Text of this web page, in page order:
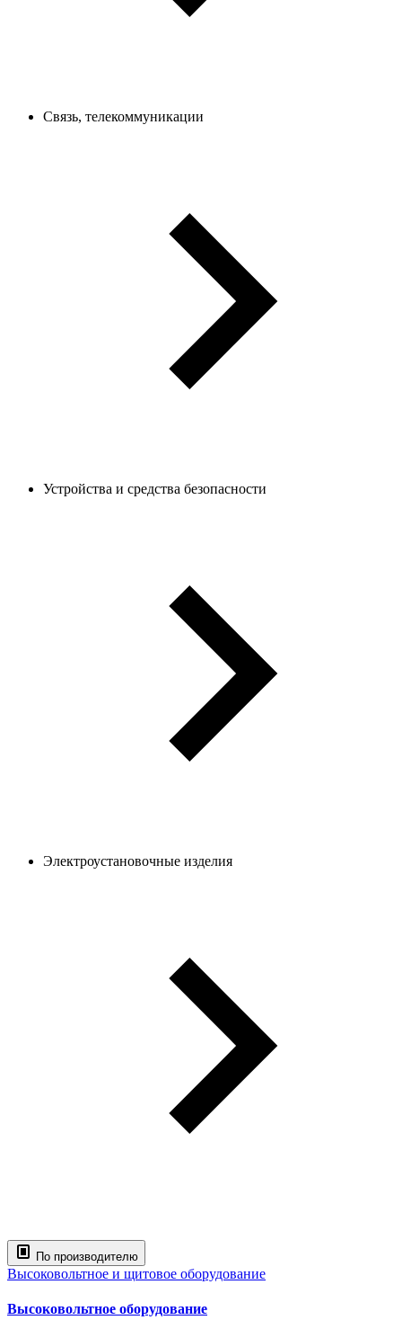
Связь, телекоммуникации
Устройства и средства безопасности
Электроустановочные изделия
По производителю
Высоковольтное и щитовое оборудование
Высоковольтное оборудование